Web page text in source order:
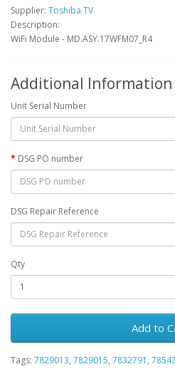
Supplier: Toshiba TV
Description:
WiFi Module - MD.ASY.17WFM07_R4
Additional Information
Unit Serial Number
DSG PO number
DSG Repair Reference
Qty
Add to
Tags: 7829013, 7829015, 7832791 ,